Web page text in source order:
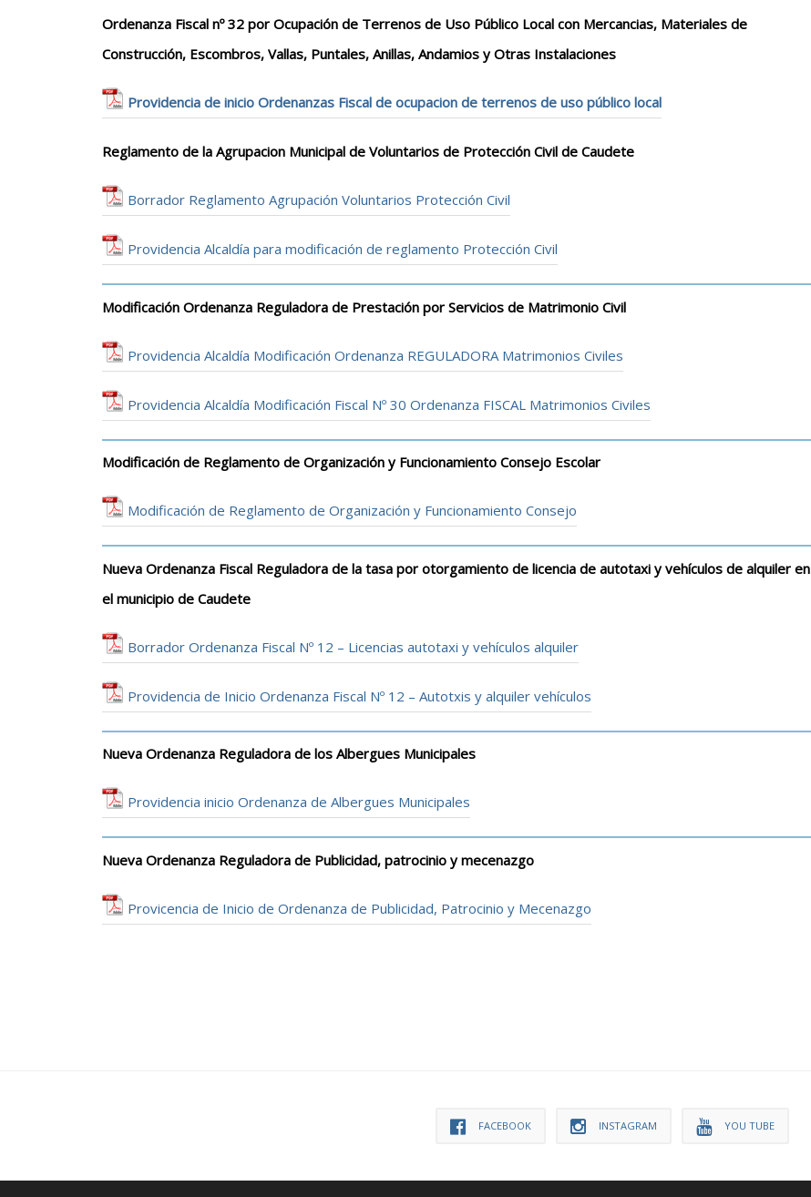
Ordenanza Fiscal nº 32 por Ocupación de Terrenos de Uso Público Local con Mercancias, Materiales de
Construcción, Escombros, Vallas, Puntales, Anillas, Andamios y Otras Instalaciones
Providencia de inicio Ordenanzas Fiscal de ocupacion de terrenos de uso público local
Reglamento de la Agrupacion Municipal de Voluntarios de Protección Civil de Caudete
Borrador Reglamento Agrupación Voluntarios Protección Civil
Providencia Alcaldía para modificación de reglamento Protección Civil
Modificación Ordenanza Reguladora de Prestación por Servicios de Matrimonio Civil
Providencia Alcaldía Modificación Ordenanza REGULADORA Matrimonios Civiles
Providencia Alcaldía Modificación Fiscal Nº 30 Ordenanza FISCAL Matrimonios Civiles
Modificación de Reglamento de Organización y Funcionamiento Consejo Escolar
Modificación de Reglamento de Organización y Funcionamiento Consejo
Nueva Ordenanza Fiscal Reguladora de la tasa por otorgamiento de licencia de autotaxi y vehículos de alquiler en
el municipio de Caudete
Borrador Ordenanza Fiscal Nº 12 – Licencias autotaxi y vehículos alquiler
Providencia de Inicio Ordenanza Fiscal Nº 12 – Autotxis y alquiler vehículos
Nueva Ordenanza Reguladora de los Albergues Municipales
Providencia inicio Ordenanza de Albergues Municipales
Nueva Ordenanza Reguladora de Publicidad, patrocinio y mecenazgo
Provicencia de Inicio de Ordenanza de Publicidad, Patrocinio y Mecenazgo
FACEBOOK INSTAGRAM YOU TUBE